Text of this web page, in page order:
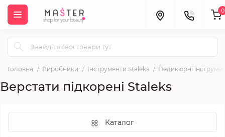
0
Головна Виробники Інструменти Staleks Педикюрні
Верстати підкорені Staleks
Каталог